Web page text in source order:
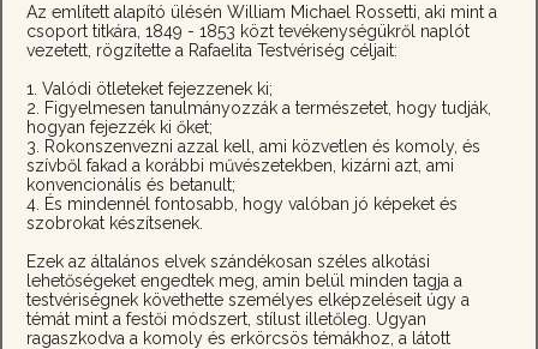
Az említett alapító ülésén William Michael Rossetti, aki mint a
csoport titkára, 1849 - 1853 közt tevékenységükről naplót
vezetett, rögzítette a Rafaelita Testvériség céljait:
1. Valódi ötleteket fejezzenek ki;
2. Figyelmesen tanulmányozzák a természetet, hogy tudják,
hogyan fejezzék ki őket;
3. Rokonszenvezni azzal kell, ami közvetlen és komoly, és
szívből fakad a korábbi művészetekben, kizárni azt, ami
konvencionális és betanult;
4. És mindennél fontosabb, hogy valóban jó képeket és
szobrokat készítsenek.
Ezek az általános elvek szándékosan széles alkotási
lehetőségeket engedtek meg, amin belül minden tagja a
testvériségnek követhette személyes elképzeléseit úgy a
témát mint a festői módszert, stílust illetőleg. Ugyan
ragaszkodva a komoly és erkörcsös témákhoz, a látott